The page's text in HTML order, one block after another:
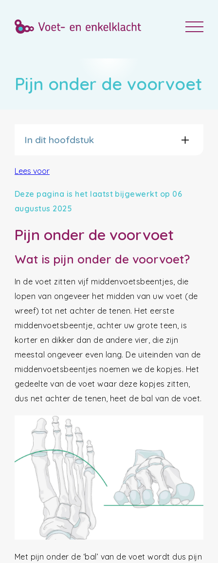
Pijn onder de voorvoet
In dit hoofdstuk
Lees voor
Deze pagina is het laatst bijgewerkt op 06
augustus 2025
Pijn onder de voorvoet
Wat is pijn onder de voorvoet?
In de voet zitten vijf middenvoetsbeentjes, die
lopen van ongeveer het midden van uw voet (de
wreef) tot net achter de tenen. Het eerste
middenvoetsbeentje, achter uw grote teen, is
korter en dikker dan de andere vier, die zijn
meestal ongeveer even lang. De uiteinden van de
middenvoetsbeentjes noemen we de kopjes. Het
gedeelte van de voet waar deze kopjes zitten,
dus net achter de tenen, heet de bal van de voet.
Met pijn onder de ‘bal’ van de voet wordt dus pijn